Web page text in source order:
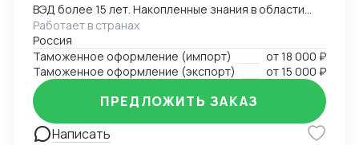
ВЭД более 15 лет. Накопленные знания в области
оформления импортируемых и экспортируемых
грузов участников ВЭД позволяют проводить
таможенное оформление в кратчайшие сроки,
избежать досадных ошибок, штрафов, санкций и
сэкономить ваши ресурсы! Успешный опыт
долгосрочных партнерских отношений с
компаниями – позволил завоевать положительную
Работает в странах
Россия
Таможенное оформление (импорт)
от18 000 ₽
Таможенное оформление (экспорт)
от15 000 ₽
Написать
ПРЕДЛОЖИТЬ ЗАКАЗ